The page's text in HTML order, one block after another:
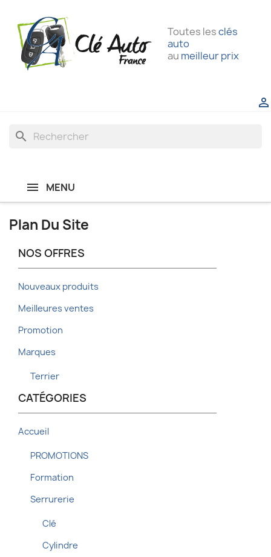
Toutes lesclés
auto
au meilleur prix

search
MENU
Plan Du Site
NOS OFFRES
Nouveaux produits
Meilleures ventes
Promotion
Marques
Terrier
CATÉGORIES
Accueil
PROMOTIONS
Formation
Serrurerie
Clé
Cylindre